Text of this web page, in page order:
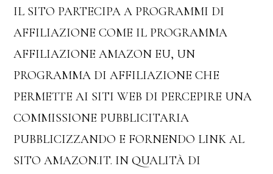
IL SITO PARTECIPA A PROGRAMMI DI
AFFILIAZIONE COME IL PROGRAMMA
AFFILIAZIONE AMAZON EU, UN
PROGRAMMA DI AFFILIAZIONE CHE
PERMETTE AI SITI WEB DI PERCEPIRE UNA
COMMISSIONE PUBBLICITARIA
PUBBLICIZZANDO E FORNENDO LINK AL
SITO AMAZON.IT. IN QUALITÀ DI